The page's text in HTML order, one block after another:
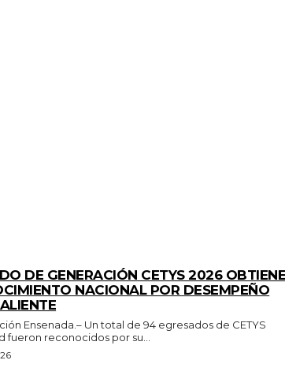
DE GENERACIÓN CETYS 2026
NACIONAL POR DESEMPEÑO
Ensenada.– Un total de 94 egresados de CETYS
fueron reconocidos por su...